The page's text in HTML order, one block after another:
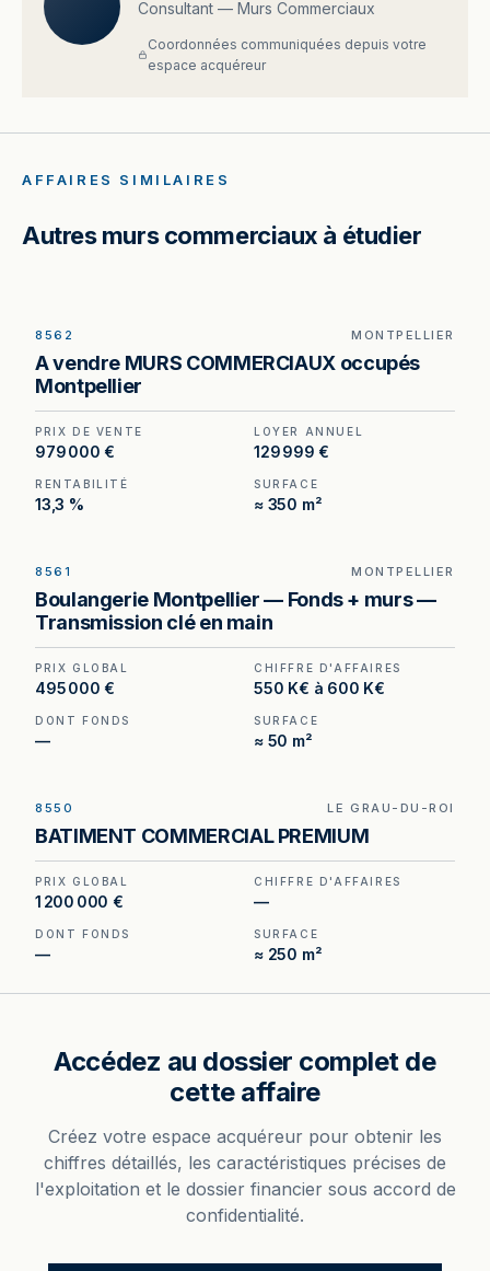
Consultant — Murs Commerciaux
Coordonnées communiquées depuis votre
espace acquéreur
AFFAIRES SIMILAIRES
Autres murs commerciaux à étudier
prix de 979 000 €. (Honoraires à la charge du
cédant).
8562 MONTPELLIER
A vendre MURS COMMERCIAUX occupés
Montpellier
PRIX DE VENTE
979 000 €
LOYER ANNUEL
129 999 €
RENTABILITÉ
13,3 %
SURFACE
≈ 350 m²
Boulangerie à Montpellier — murs et fonds réunis
dans une même cession, avec parking privatif de
15 places.
8561 MONTPELLIER
Boulangerie Montpellier — Fonds + murs —
Transmission clé en main
PRIX GLOBAL
495 000 €
CHIFFRE D'AFFAIRES
550 K€ à 600 K€
DONT FONDS
—
SURFACE
≈ 50 m²
de 1 200 000 €. (Honoraires à la charge du
8550 LE GRAU-DU-ROI
BATIMENT COMMERCIAL PREMIUM
PRIX GLOBAL
1 200 000 €
CHIFFRE D'AFFAIRES
—
DONT FONDS
—
SURFACE
≈ 250 m²
Accédez au dossier complet de
cette affaire
Créez votre espace acquéreur pour obtenir les
chiffres détaillés, les caractéristiques précises de
l'exploitation et le dossier financier sous accord de
confidentialité.